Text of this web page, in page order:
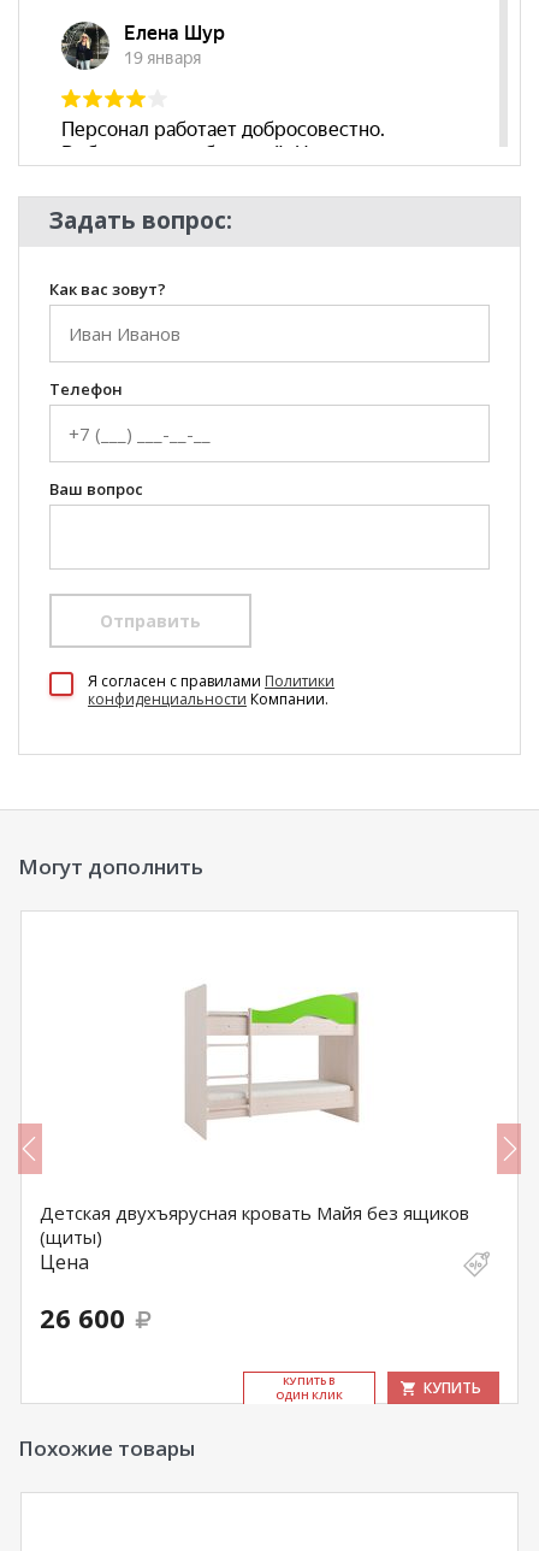
Задать вопрос:
Как вас зовут?
Телефон
Ваш вопрос
Отправить
Я согласен c правилами Политики
конфиденциальности Компании.
Могут дополнить
Детская двухъярусная кровать Майя без ящиков
(щиты)
Цена
26 600
КУ­ПИТЬ В
ОДИН КЛИК
КУПИТЬ
Похожие товары